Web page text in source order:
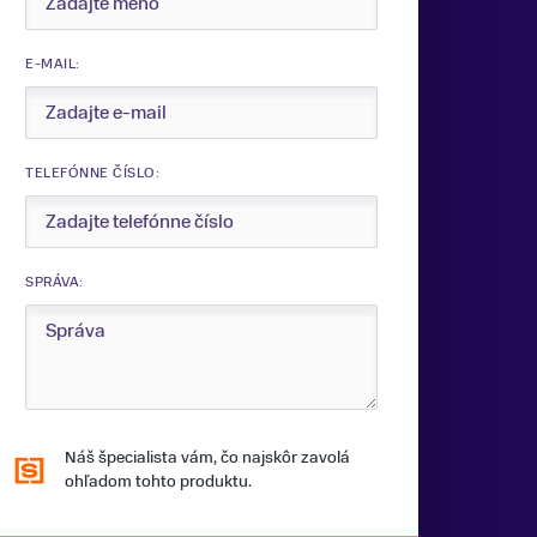
E-MAIL:
TELEFÓNNE ČÍSLO:
SPRÁVA:
Náš špecialista vám, čo najskôr zavolá
ohľadom tohto produktu.